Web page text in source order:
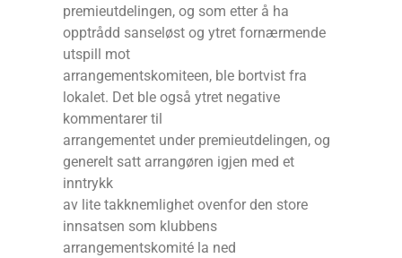
premieutdelingen, og som etter å ha
opptrådd sanseløst og ytret fornærmende
utspill mot
arrangementskomiteen, ble bortvist fra
lokalet. Det ble også ytret negative
kommentarer til
arrangementet under premieutdelingen, og
generelt satt arrangøren igjen med et
inntrykk
av lite takknemlighet ovenfor den store
innsatsen som klubbens
arrangementskomité la ned